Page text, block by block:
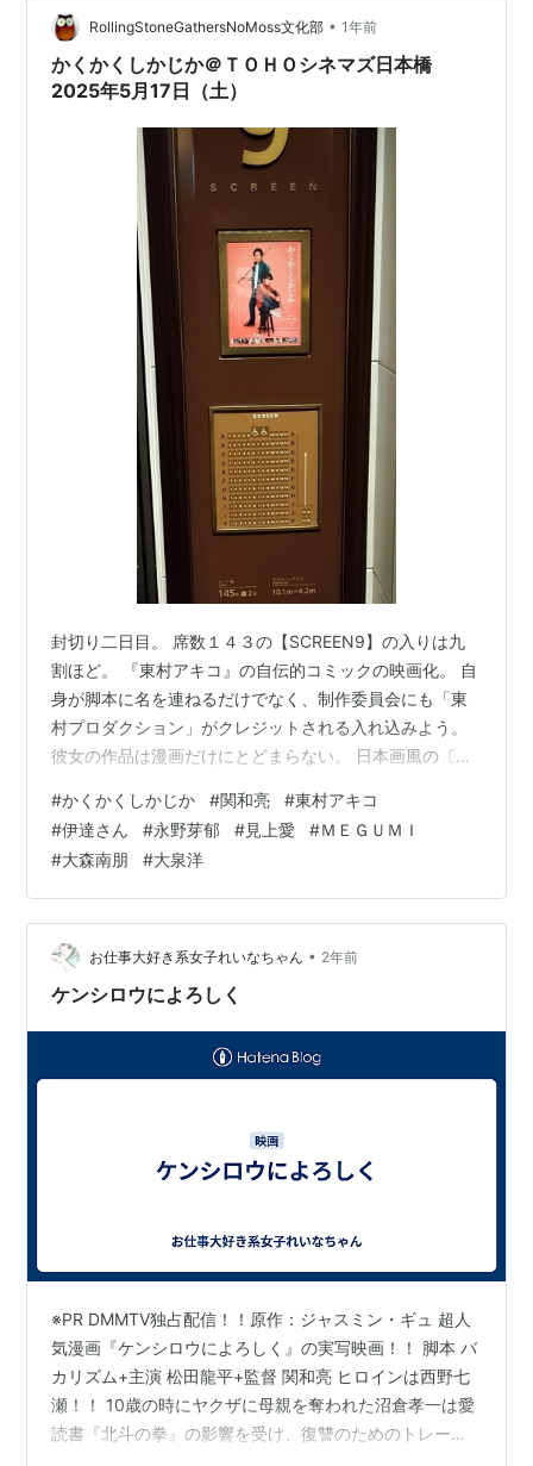
RollingStoneGathersNoMoss文化部 • 1年前
かくかくしかじか＠ＴＯＨＯシネマズ日本橋
2025年5月17日（土）
封切り二日目。 席数１４３の【SCREEN9】の入りは九
割ほど。 『東村アキコ』の自伝的コミックの映画化。 自
身が脚本に名を連ねるだけでなく、制作委員会にも「東
村プロダクション」がクレジットされる入れ込みよう。
彼女の作品は漫画だけにとどまらない。 日本画風の〔Ｎ
ト」として販売する旺盛な創作意欲。 そうした新進の気
鋭は、どのようにして形作られたか。 知りたい、見たい
との興味はあった。 とは言え、ここでまず我々の前に現
れたのは根拠のない自信に満ち溢れる女子高生。 学業は
毎回のように赤点も、昔から得手だった絵の腕前を過信
し、技量があれば美大に合格でき…
#かくかくしかじか #関和亮 #東村アキコ
#伊達さん #永野芽郁 #見上愛 #ＭＥＧＵＭＩ
#大森南朋 #大泉洋
お仕事大好き系女子れいなちゃん • 2年前
ケンシロウによろしく
※PR DMMTV独占配信！！原作：ジャスミン・ギュ 超人
気漫画『ケンシロウによろしく』の実写映画！！ 脚本 バ
カリズム+主演 松田龍平+監督 関和亮 ヒロインは西野七
瀬！！ 10歳の時にヤクザに母親を奪われた沼倉孝一は愛
読書『北斗の拳』の影響を受け、復讐のためのトレーニ